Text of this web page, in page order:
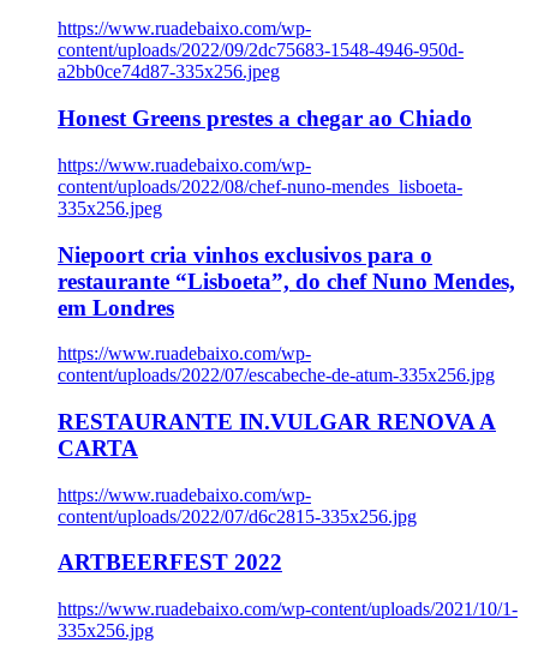
https://www.ruadebaixo.com/wp-
content/uploads/2022/09/2dc75683-1548-4946-950d-
a2bb0ce74d87-335x256.jpeg
Honest Greens prestes a chegar ao Chiado
https://www.ruadebaixo.com/wp-
content/uploads/2022/08/chef-nuno-mendes_lisboeta-
335x256.jpeg
Niepoort cria vinhos exclusivos para o
restaurante “Lisboeta”, do chef Nuno Mendes,
em Londres
https://www.ruadebaixo.com/wp-
content/uploads/2022/07/escabeche-de-atum-335x256.jpg
RESTAURANTE IN.VULGAR RENOVA A
CARTA
https://www.ruadebaixo.com/wp-
content/uploads/2022/07/d6c2815-335x256.jpg
ARTBEERFEST 2022
https://www.ruadebaixo.com/wp-content/uploads/2021/10/1-
335x256.jpg